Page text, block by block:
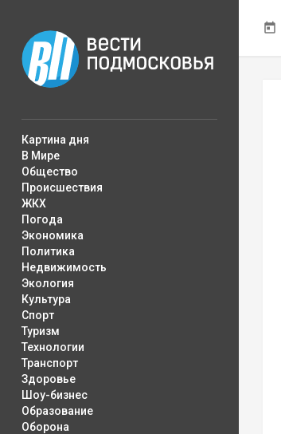
Картина дня
В Мире
Общество
Происшествия
ЖКХ
Погода
Экономика
Политика
Недвижимость
Экология
Культура
Спорт
Туризм
Технологии
Транспорт
Здоровье
Шоу-бизнес
Образование
Оборона